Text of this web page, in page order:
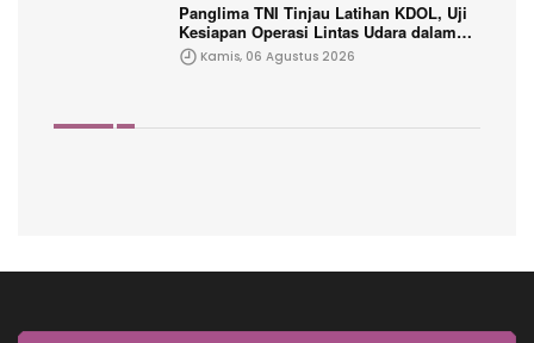
Panglima TNI Tinjau Latihan KDOL, Uji
Kesiapan Operasi Lintas Udara dalam
Latihan Terintegrasi TNI 2026
Kamis, 06 Agustus 2026